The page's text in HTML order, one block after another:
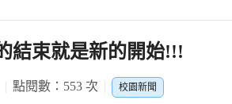
孩子純真的夢想，都有實現的可能。
久沒看到的中橘（10個一排的立方塊）
爾穿插著比速度排出正確的顆粒數，讓孩
5個一數，進而10個一數」，忠孝國小的
結束就是新的開始!!!
點閱數：553 次 校園新聞